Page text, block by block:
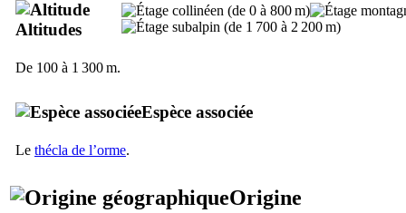
Altitudes
De 100 à 1 300 m.
Espèce associée
Le thécla de l’orme.
Origine